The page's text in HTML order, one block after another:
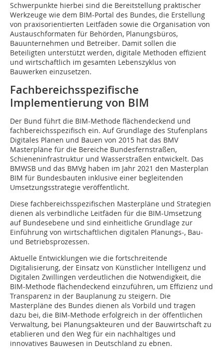
Schwerpunkte hierbei sind die Bereitstellung praktischer
Werkzeuge wie dem BIM-Portal des Bundes, die Erstellung
von praxisorientierten Leitfäden sowie die Organisation von
Austauschformaten für Behörden, Planungsbüros,
Bauunternehmen und Betreiber. Damit sollen die
Beteiligten unterstützt werden, digitale Methoden effizient
und wirtschaftlich im gesamten Lebenszyklus von
Bauwerken einzusetzen.
Fachbereichsspezifische
Implementierung von BIM
Der Bund führt die BIM-Methode flächendeckend und
fachbereichsspezifisch ein. Auf Grundlage des Stufenplans
Digitales Planen und Bauen von 2015 hat das BMV
Masterpläne für die Bereiche Bundesfernstraßen,
Schieneninfrastruktur und Wasserstraßen entwickelt. Das
BMWSB und das BMVg haben im Jahr 2021 den Masterplan
BIM für Bundesbauten inklusive einer begleitenden
Umsetzungsstrategie veröffentlicht.
Diese fachbereichsspezifischen Masterpläne und Strategien
dienen als verbindliche Leitfäden für die BIM-Umsetzung
auf Bundesebene und sind einheitliche Grundlage zur
Einführung von wirtschaftlichen digitalen Planungs-, Bau-
und Betriebsprozessen.
Aktuelle Entwicklungen wie die fortschreitende
Digitalisierung, der Einsatz von Künstlicher Intelligenz und
Digitalen Zwillingen verdeutlichen die Notwendigkeit, die
BIM-Methode flächendeckend einzuführen, um Effizienz und
Transparenz in der Bauplanung zu steigern. Die
Masterpläne des Bundes dienen als Vorbild und tragen
dazu bei, die BIM-Methode erfolgreich in der öffentlichen
Verwaltung, bei Planungsakteuren und der Bauwirtschaft zu
etablieren und den Weg für ein nachhaltiges und
innovatives Bauwesen in Deutschland zu ebnen.